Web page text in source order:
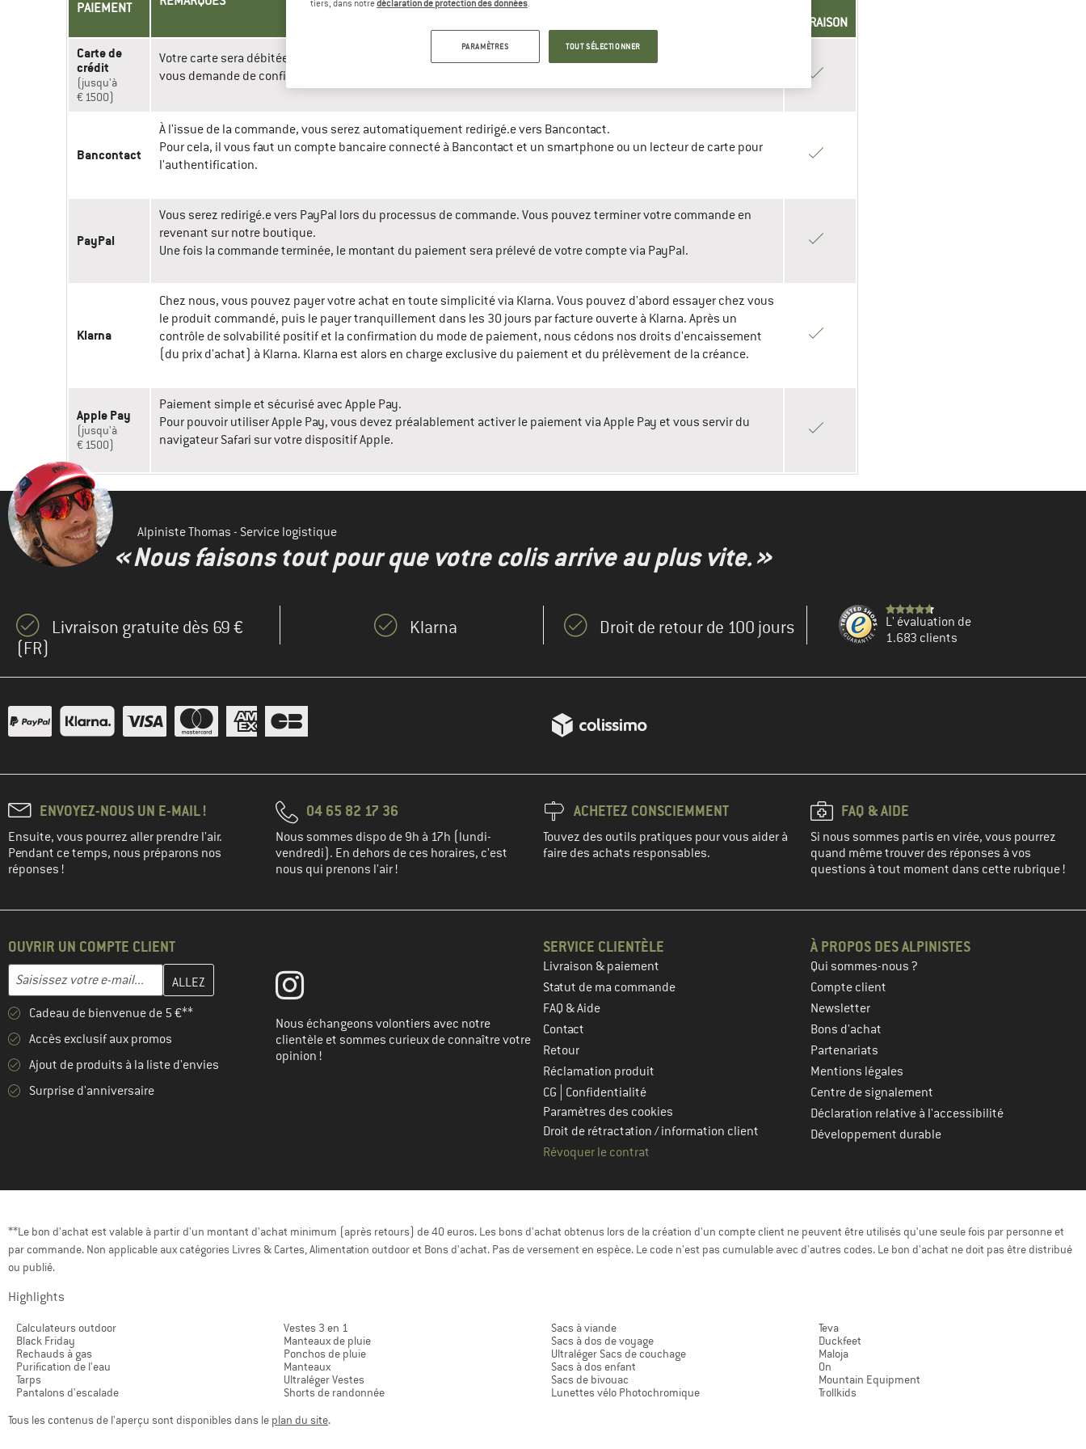
PAIEMENT
LIVRAISON
Carte de
crédit
(jusqu'à
€ 1500)
Votre carte sera débitée au moment de la commande. Il se peut que votre fournisseur de carte de crédit/débit
vous demande de confirmer le paiement une fois la commande passée. Veuillez donc suivre les étapes indiquées.
Bancontact
À l'issue de la commande, vous serez automatiquement redirigé.e vers Bancontact.
Pour cela, il vous faut un compte bancaire connecté à Bancontact et un smartphone ou un lecteur de carte pour
l'authentification.
PayPal
Vous serez redirigé.e vers PayPal lors du processus de commande. Vous pouvez terminer votre commande en
revenant sur notre boutique.
Une fois la commande terminée, le montant du paiement sera prélevé de votre compte via PayPal.
Klarna
Chez nous, vous pouvez payer votre achat en toute simplicité via Klarna. Vous pouvez d'abord essayer chez vous
le produit commandé, puis le payer tranquillement dans les 30 jours par facture ouverte à Klarna. Après un
contrôle de solvabilité positif et la confirmation du mode de paiement, nous cédons nos droits d'encaissement
(du prix d'achat) à Klarna. Klarna est alors en charge exclusive du paiement et du prélèvement de la créance.
Apple Pay
(jusqu'à
€ 1500)
Paiement simple et sécurisé avec Apple Pay.
Pour pouvoir utiliser Apple Pay, vous devez préalablement activer le paiement via Apple Pay et vous servir du
navigateur Safari sur votre dispositif Apple.
Alpiniste Thomas - Service logistique
« Nous faisons tout pour que votre colis arrive au plus vite. »
Livraison gratuite dès 69 €
(FR)
Klarna Droit de retour de 100 jours
L' évaluation de
1.683 clients
ENVOYEZ-NOUS UN E-MAIL !
Ensuite, vous pourrez aller prendre l'air.
Pendant ce temps, nous préparons nos
réponses !
04 65 82 17 36
Nous sommes dispo de 9h à 17h (lundi-
vendredi). En dehors de ces horaires, c'est
nous qui prenons l'air !
ACHETEZ CONSCIEMMENT
Touvez des outils pratiques pour vous aider à
faire des achats responsables.
FAQ & AIDE
Si nous sommes partis en virée, vous pourrez
quand même trouver des réponses à vos
questions à tout moment dans cette rubrique !
OUVRIR UN COMPTE CLIENT
Adresse e-mail
Entrez votre adresse e-mail ici et créez votre compte client à la prochaine étape
Cadeau de bienvenue de 5 €**
Accès exclusif aux promos
Ajout de produits à la liste d'envies
Surprise d'anniversaire
Nous échangeons volontiers avec notre
clientèle et sommes curieux de connaître votre
opinion !
SERVICE CLIENTÈLE
Livraison & paiement
Statut de ma commande
FAQ & Aide
Contact
Retour
Réclamation produit
CG
Confidentialité
Paramètres des cookies
Droit de rétractation / information client
Révoquer le contrat
À PROPOS DES ALPINISTES
Qui sommes-nous ?
Compte client
Newsletter
Bons d'achat
Partenariats
Mentions légales
Centre de signalement
Déclaration relative à l'accessibilité
Développement durable
**Le bon d'achat est valable à partir d'un montant d'achat minimum (après retours) de 40 euros. Les bons d'achat obtenus lors de la création d'un compte client ne peuvent être utilisés qu'une seule fois par personne et
par commande. Non applicable aux catégories Livres & Cartes, Alimentation outdoor et Bons d'achat. Pas de versement en espèce. Le code n'est pas cumulable avec d'autres codes. Le bon d'achat ne doit pas être distribué
ou publié.
Highlights
Calculateurs outdoor
Black Friday
Rechauds à gas
Purification de l'eau
Tarps
Pantalons d'escalade
Vestes 3 en 1
Manteaux de pluie
Ponchos de pluie
Manteaux
Ultraléger Vestes
Shorts de randonnée
Sacs à viande
Sacs à dos de voyage
Ultraléger Sacs de couchage
Sacs à dos enfant
Sacs de bivouac
Lunettes vélo Photochromique
Teva
Duckfeet
Maloja
On
Mountain Equipment
Trollkids
Tous les contenus de l'aperçu sont disponibles dans le plan du site.
tiers, dans notredéclaration de protection des données
PARAMÈTRES TOUT SÉLECTIONNER